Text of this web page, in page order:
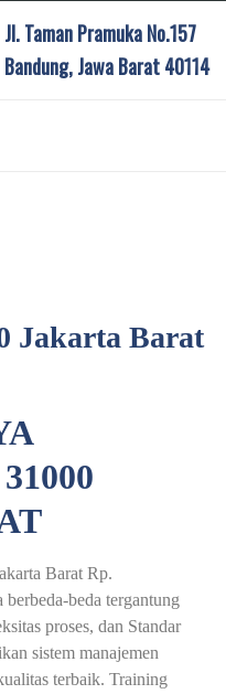
Jl. Taman Pramuka No.157
Bandung, Jawa Barat 40114
Jakarta Barat
Barat Rp.
berbeda-beda tergantung
proses, dan Standar
sistem manajemen
terbaik. Training